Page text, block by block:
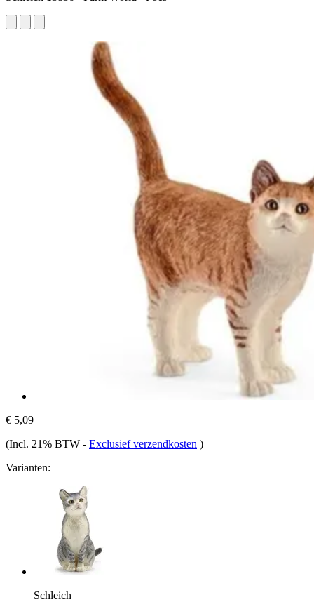
€ 5,09
(Incl. 21% BTW - Exclusief verzendkosten )
Varianten:
Schleich